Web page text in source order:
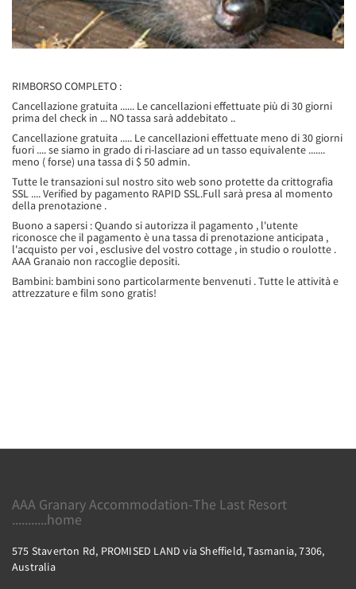
RIMBORSO COMPLETO :
Cancellazione gratuita ...... Le cancellazioni effettuate più di 30 giorni
prima del check in ... NO tassa sarà addebitato ..
Cancellazione gratuita ..... Le cancellazioni effettuate meno di 30 giorni
fuori .... se siamo in grado di ri-lasciare ad un tasso equivalente .......
meno ( forse) una tassa di $ 50 admin.
Tutte le transazioni sul nostro sito web sono protette da crittografia
SSL .... Verified by pagamento RAPID SSL.Full sarà presa al momento
della prenotazione .
Buono a sapersi : Quando si autorizza il pagamento , l'utente
riconosce che il pagamento è una tassa di prenotazione anticipata ,
l'acquisto per voi , esclusive del vostro cottage , in studio o roulotte .
AAA Granaio non raccoglie depositi.
Bambini: bambini sono particolarmente benvenuti . Tutte le attività e
attrezzature e film sono gratis!
AAA Granary Accommodation-The Last Resort
...........home
575 Staverton Rd, PROMISED LAND via Sheffield, Tasmania, 7306,
Australia